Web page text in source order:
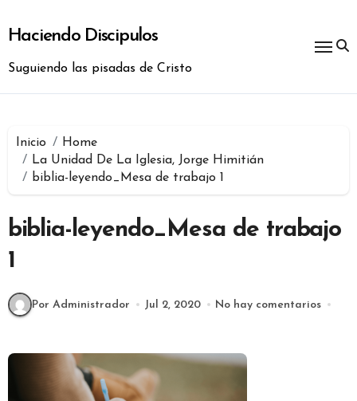
contenido
Haciendo Discipulos
Suguiendo las pisadas de Cristo
Inicio
Home
La Unidad De La Iglesia, Jorge Himitián
biblia-leyendo_Mesa de trabajo 1
biblia-leyendo_Mesa de trabajo
1
Por Administrador Jul 2, 2020 No hay comentarios